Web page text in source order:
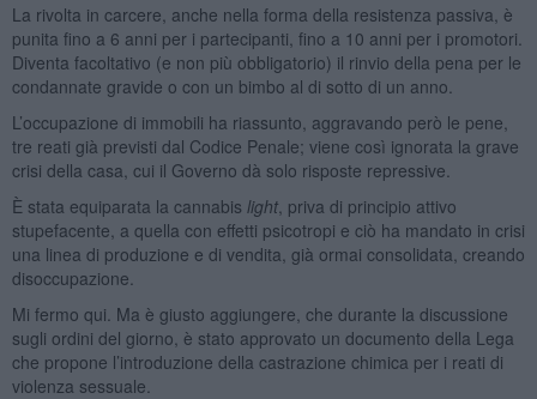
La rivolta in carcere, anche nella forma della resistenza passiva, è
punita fino a 6 anni per i partecipanti, fino a 10 anni per i promotori.
Diventa facoltativo (e non più obbligatorio) il rinvio della pena per le
condannate gravide o con un bimbo al di sotto di un anno.
L’occupazione di immobili ha riassunto, aggravando però le pene,
tre reati già previsti dal Codice Penale; viene così ignorata la grave
crisi della casa, cui il Governo dà solo risposte repressive.
È stata equiparata la cannabis light, priva di principio attivo
stupefacente, a quella con effetti psicotropi e ciò ha mandato in crisi
una linea di produzione e di vendita, già ormai consolidata, creando
disoccupazione.
Mi fermo qui. Ma è giusto aggiungere, che durante la discussione
sugli ordini del giorno, è stato approvato un documento della Lega
che propone l’introduzione della castrazione chimica per i reati di
violenza sessuale.